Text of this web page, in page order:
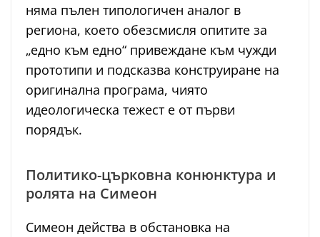
няма пълен типологичен аналог в
региона, което обезсмисля опитите за
„едно към едно“ привеждане към чужди
прототипи и подсказва конструиране на
оригинална програма, чиято
идеологическа тежест е от първи
порядък.
Политико-църковна конюнктура и
ролята на Симеон
Симеон действа в обстановка на